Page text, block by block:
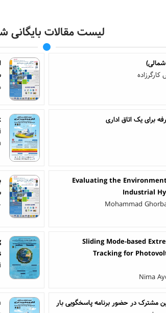
لیست مقالات بایگانی
برای یک اتاق اداری
Evaluating the
Industrial
Mohammad
Sliding Mode-based
Tracking for
Nima
مشترک در حضور برنامه پاسخگویی بار